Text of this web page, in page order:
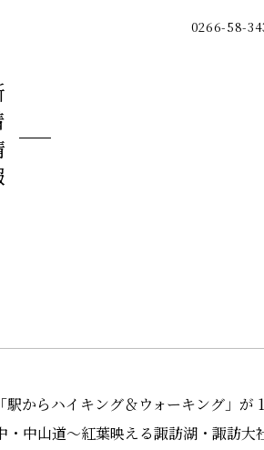
0266-58-
からハイキング＆ウォーキング」が
中山道～紅葉映える諏訪湖・諏訪大